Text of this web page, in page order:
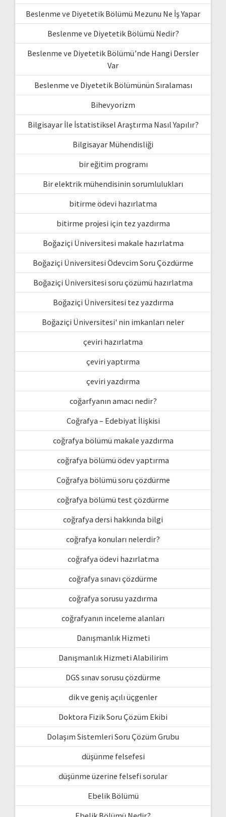
Beslenme ve Diyetetik Bölümü Mezunu Ne İş Yapar
Beslenme ve Diyetetik Bölümü Nedir?
Beslenme ve Diyetetik Bölümü’nde Hangi Dersler
Var
Beslenme ve Diyetetik Bölümünün Sıralaması
Bihevyorizm
Bilgisayar İle İstatistiksel Araştırma Nasıl Yapılır?
Bilgisayar Mühendisliği
bir eğitim programı
Bir elektrik mühendisinin sorumlulukları
bitirme ödevi hazırlatma
bitirme projesi için tez yazdırma
Boğaziçi Üniversitesi makale hazırlatma
Boğaziçi Üniversitesi Ödevcim Soru Çözdürme
Boğaziçi Üniversitesi soru çözümü hazırlatma
Boğaziçi Üniversitesi tez yazdırma
Boğaziçi Üniversitesi' nin imkanları neler
çeviri hazırlatma
çeviri yaptırma
çeviri yazdırma
coğarfyanın amacı nedir?
Coğrafya – Edebiyat İlişkisi
coğrafya bölümü makale yazdırma
coğrafya bölümü ödev yaptırma
Coğrafya bölümü soru çözdürme
coğrafya bölümü test çözdürme
coğrafya dersi hakkında bilgi
coğrafya konuları nelerdir?
coğrafya ödevi hazırlatma
coğrafya sınavı çözdürme
coğrafya sorusu yazdırma
coğrafyanın inceleme alanları
Danışmanlık Hizmeti
Danışmanlık Hizmeti Alabilirim
DGS sınav sorusu çözdürme
dik ve geniş açılı üçgenler
Doktora Fizik Soru Çözüm Ekibi
Dolaşım Sistemleri Soru Çözüm Grubu
düşünme felsefesi
düşünme üzerine felsefi sorular
Ebelik Bölümü